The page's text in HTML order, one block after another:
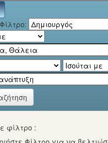
φίλτρο :